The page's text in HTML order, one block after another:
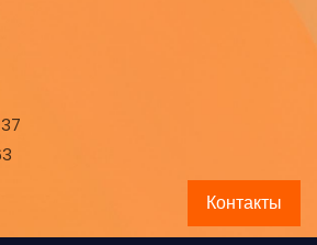
Контакты